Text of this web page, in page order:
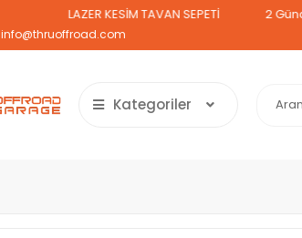
LAZER KESİM TAVAN SEPETİ 2 Günde
info@thruoffroad.com
Kategoriler